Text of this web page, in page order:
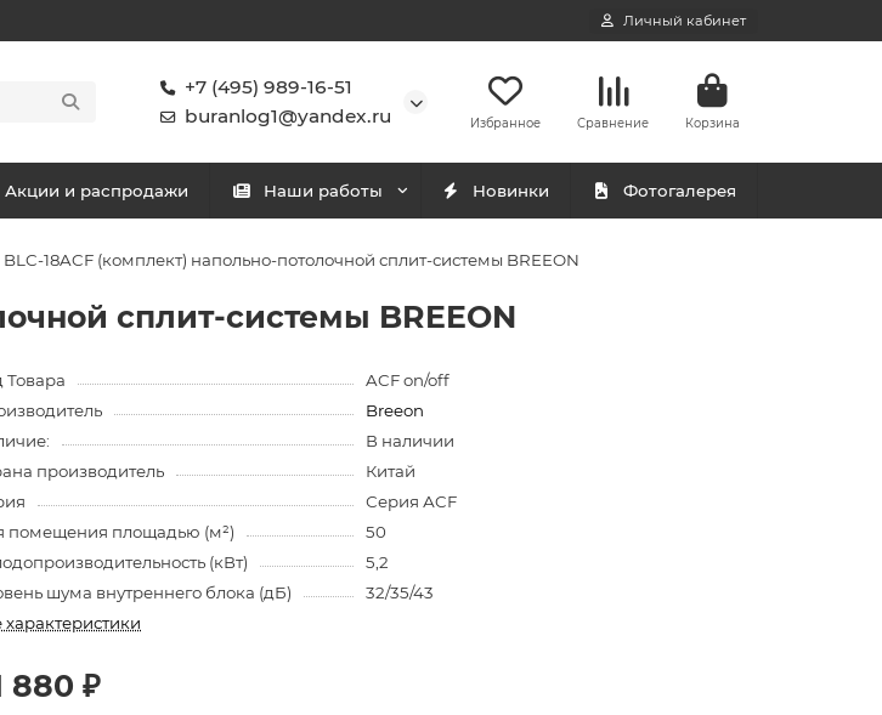
Личный кабинет
+7 (495) 989-16-51
buranlog1@yandex.ru
Избранное Сравнение Корзина
Акции и распродажи Наши работы Новинки Фотогалерея
BLC-18ACF (комплект) напольно-потолочной сплит-системы BREEON
сплит-системы BREEON
Товара
ACF on/off
Breeon
В наличии
производитель
Китай
Серия АCF
помещения площадью (м²)
50
(кВт)
5,2
шума внутреннего блока (дБ)
32/35/43
характеристики
880 ₽